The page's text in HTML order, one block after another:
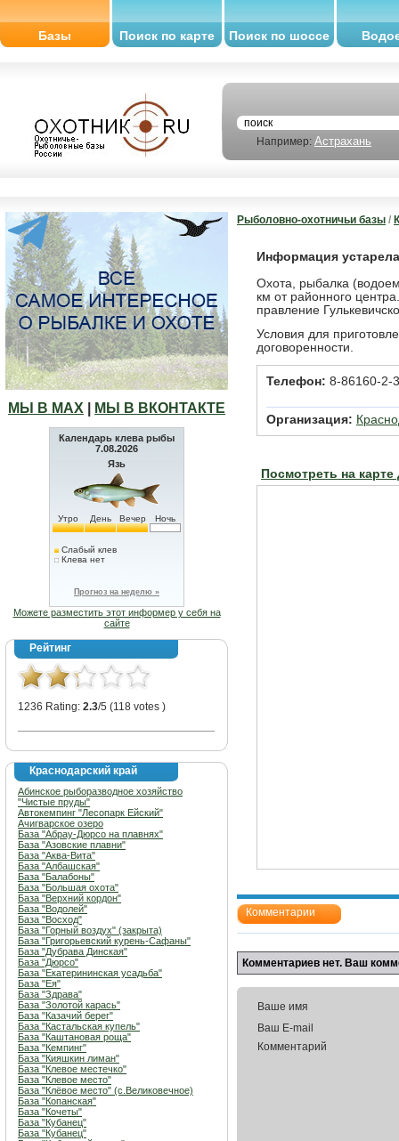
Базы Поиск по карте Поиск по шоссе
Например: Астрахань
МЫ В МАХ МЫ В ВКОНТАКТЕ
Календарь клева рыбы
7.08.2026
Язь
Утро День Вечер Ночь
Слабый клев
Клева нет
Прогноз на неделю »
Можете разместить этот информер у себя на
сайте
Рейтинг
1236 Rating: 2.3/5 (118 votes )
Краснодарский край
Абинское рыборазводное хозяйство
"Чистые пруды"
Автокемпинг "Лесопарк Ейский"
Ачигварское озеро
База "Абрау-Дюрсо на плавнях"
База "Азовские плавни"
База "Аква-Вита"
База "Албашская"
База "Балабоны"
База "Большая охота"
База "Верхний кордон"
База "Водолей"
База "Восход"
База "Горный воздух" (закрыта)
База "Григорьевский курень-Сафаны"
База "Дубрава Динская"
База "Дюрсо"
База "Екатерининская усадьба"
База "Ея"
База "Здрава"
База "Золотой карась"
База "Казачий берег"
База "Кастальская купель"
База "Каштановая роща"
База "Кемпинг"
База "Кияшкин лиман"
База "Клевое местечко"
База "Клевое место"
База "Клёвое место" (с.Великовечное)
База "Копанская"
База "Кочеты"
База "Кубанец"
База "Кубанец"
Рыболовно-охотничьи базы /
Информация
Охота, рыбалка
км от районного
правление
Условия для
договоренности.
Телефон: 8-86160-2-
Организация:
Посмотреть на
Комментарии
Комментариев нет. Ваш
Ваше имя
Ваш E-mail
Комментарий